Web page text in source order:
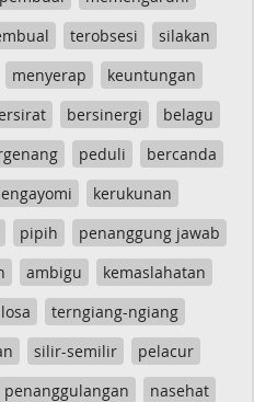
terobsesi
silakan
menyerap
keuntungan
bersinergi
belagu
peduli
bercanda
kerukunan
pipih
penanggung jawab
ambigu
kemaslahatan
terngiang-ngiang
silir-semilir
pelacur
penanggulangan
nasehat